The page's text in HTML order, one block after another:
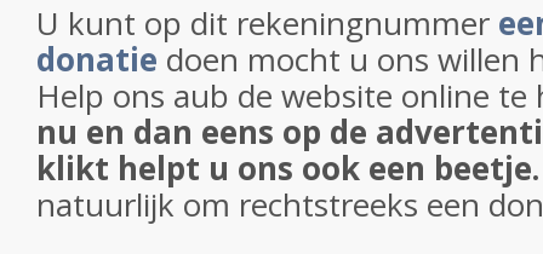
U kunt op dit rekeningnummer
donatie doen mocht u ons willen
Help ons aub de website online
nu en dan eens op de
klikt helpt u ons ook een beetje.
natuurlijk om rechtstreeks een